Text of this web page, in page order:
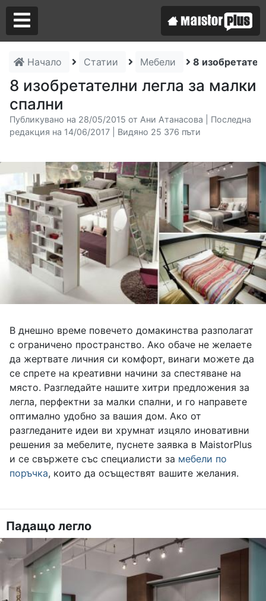
Начало Статии Мебели 8
8 изобретателни легла за малки
спални
Публикувано на 28/05/2015 от Ани Атанасова | Последна
редакция на 14/06/2017 | Видяно 25 376 пъти
В днешно време повечето домакинства разполагат
с ограничено пространство. Ако обаче не желаете
да жертвате личния си комфорт, винаги можете да
се спрете на креативни начини за спестяване на
място. Разгледайте нашите хитри предложения за
легла, перфектни за малки спални, и го направете
оптимално удобно за вашия дом. Ако от
разгледаните идеи ви хрумнат изцяло иновативни
решения за мебелите, пуснете заявка в MaistorPlus
и се свържете със специалисти за мебели по
поръчка, които да осъществят вашите желания.
Падащо легло
Аз съм майстор
Търся майстор